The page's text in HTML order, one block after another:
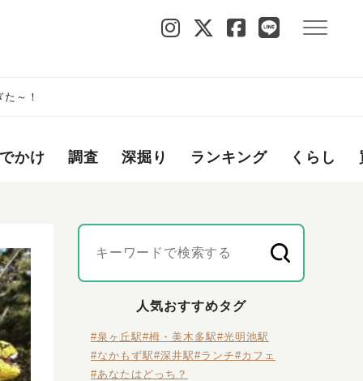
～！
かけ 調査 深掘り ランキング くらし
人気おすすめタグ
#泉ヶ丘駅#栂・美木多駅#光明池駅
#なかもず駅#深井駅#ランチ#カフェ
#あなたはどっち？